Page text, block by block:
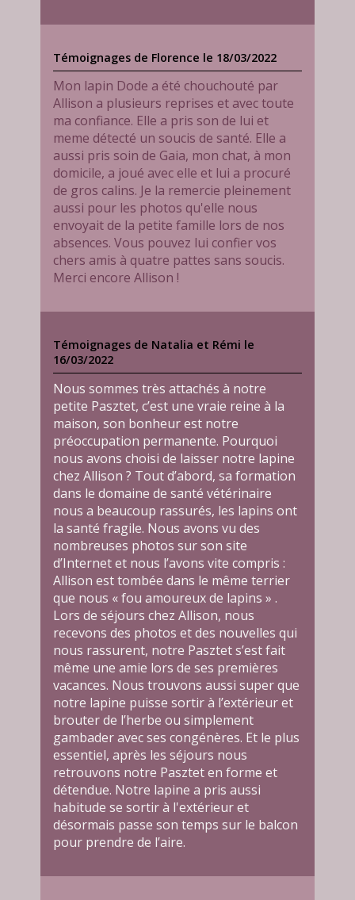
Témoignages de Florence le 18/03/2022
Mon lapin Dode a été chouchouté par
Allison a plusieurs reprises et avec toute
ma confiance. Elle a pris son de lui et
meme détecté un soucis de santé. Elle a
aussi pris soin de Gaia, mon chat, à mon
domicile, a joué avec elle et lui a procuré
de gros calins. Je la remercie pleinement
aussi pour les photos qu'elle nous
envoyait de la petite famille lors de nos
absences. Vous pouvez lui confier vos
chers amis à quatre pattes sans soucis.
Merci encore Allison !
Témoignages de Natalia et Rémi le
16/03/2022
Nous sommes très attachés à notre
petite Pasztet, c’est une vraie reine à la
maison, son bonheur est notre
préoccupation permanente. Pourquoi
nous avons choisi de laisser notre lapine
chez Allison ? Tout d’abord, sa formation
dans le domaine de santé vétérinaire
nous a beaucoup rassurés, les lapins ont
la santé fragile. Nous avons vu des
nombreuses photos sur son site
d’Internet et nous l’avons vite compris :
Allison est tombée dans le même terrier
que nous « fou amoureux de lapins » .
Lors de séjours chez Allison, nous
recevons des photos et des nouvelles qui
nous rassurent, notre Pasztet s’est fait
même une amie lors de ses premières
vacances. Nous trouvons aussi super que
notre lapine puisse sortir à l’extérieur et
brouter de l’herbe ou simplement
gambader avec ses congénères. Et le plus
essentiel, après les séjours nous
retrouvons notre Pasztet en forme et
détendue. Notre lapine a pris aussi
habitude se sortir à l'extérieur et
désormais passe son temps sur le balcon
pour prendre de l’aire.